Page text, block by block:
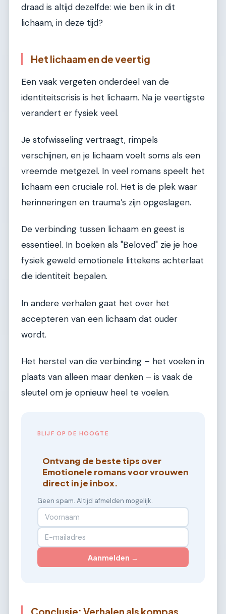
draad is altijd dezelfde: wie ben ik in dit
lichaam, in deze tijd?
Het lichaam en de veertig
Een vaak vergeten onderdeel van de
identiteitscrisis is het lichaam. Na je veertigste
verandert er fysiek veel.
Je stofwisseling vertraagt, rimpels
verschijnen, en je lichaam voelt soms als een
vreemde metgezel. In veel romans speelt het
lichaam een cruciale rol. Het is de plek waar
herinneringen en trauma’s zijn opgeslagen.
De verbinding tussen lichaam en geest is
essentieel. In boeken als "Beloved" zie je hoe
fysiek geweld emotionele littekens achterlaat
die identiteit bepalen.
In andere verhalen gaat het over het
accepteren van een lichaam dat ouder
wordt.
Het herstel van die verbinding – het voelen in
plaats van alleen maar denken – is vaak de
sleutel om je opnieuw heel te voelen.
BLIJF OP DE HOOGTE
Ontvang de beste tips over
Emotionele romans voor vrouwen
direct in je inbox.
Geen spam. Altijd afmelden mogelijk.
Aanmelden →